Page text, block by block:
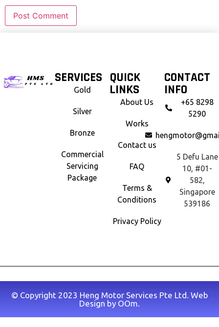
SERVICES
Gold
Silver
Bronze
Commercial
Servicing
Package
QUICK
LINKS
About Us
Works
Contact us
FAQ
Terms &
Conditions
Privacy Policy
CONTACT
INFO
+65 8298
5290
5 Defu Lane
10, #01-
582,
Singapore
539186
© Copyright 2023 Heng Motor Services Pte Ltd. Web
Design by OOm.